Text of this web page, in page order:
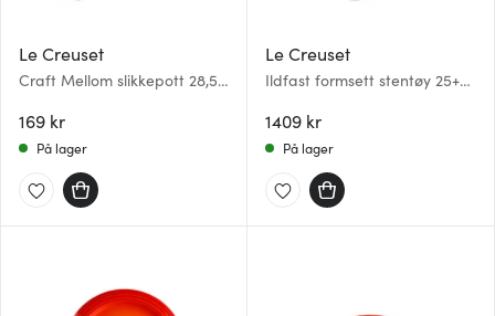
Le Creuset
Craft Mellom slikkepott 28,5
169 kr
På lager
Le Creuset
Ildfast formsett stentøy 25+32
1409 kr
På lager